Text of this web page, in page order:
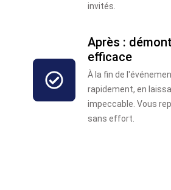
invités.
Après :
efficace
À la fin de
rapidement, en
impeccable. Vous
sans effort.